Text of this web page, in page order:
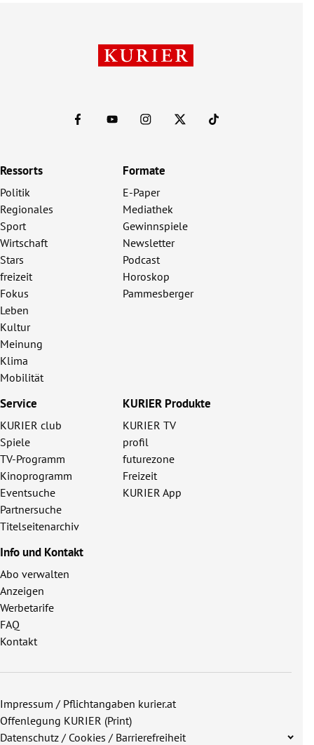
Ressorts
Politik
Regionales
Sport
Wirtschaft
Stars
freizeit
Fokus
Leben
Kultur
Meinung
Klima
Mobilität
Formate
E-Paper
Mediathek
Gewinnspiele
Newsletter
Podcast
Horoskop
Pammesberger
Service
KURIER club
Spiele
TV-Programm
Kinoprogramm
Eventsuche
Partnersuche
Titelseitenarchiv
KURIER Produkte
KURIER TV
profil
futurezone
Freizeit
KURIER App
Info und Kontakt
Abo verwalten
Anzeigen
Werbetarife
FAQ
Kontakt
Impressum / Pflichtangaben kurier.at
Offenlegung KURIER (Print)
Datenschutz / Cookies / Barrierefreiheit